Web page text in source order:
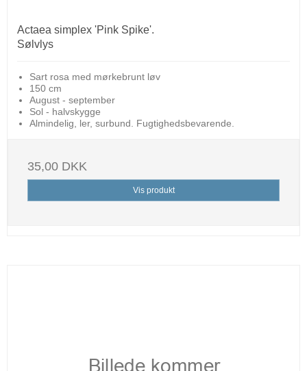
Actaea simplex 'Pink Spike'.
Sølvlys
Sart rosa med mørkebrunt løv
150 cm
August - september
Sol - halvskygge
Almindelig, ler, surbund. Fugtighedsbevarende.
35,00 DKK
Vis produkt